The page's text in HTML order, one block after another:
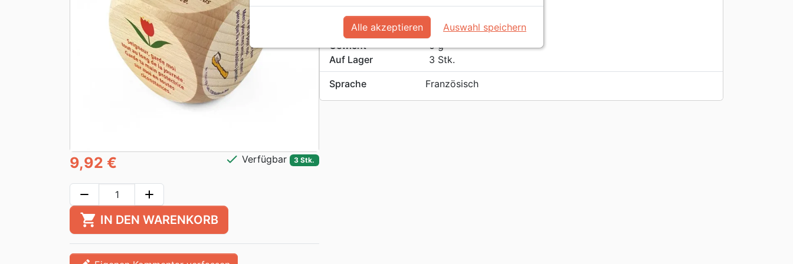
EAN / ISBN
3700318976031
Verlag
Uljö
Format
5.0⨯5.0⨯5.0cm
Gewicht
0 g
Auf Lager
3 Stk.
Sprache Französisch
9,92 € check Verfügbar 3 Stk.
remove add
shopping_cart IN DEN WARENKORB
Alle akzeptieren Auswahl speichern